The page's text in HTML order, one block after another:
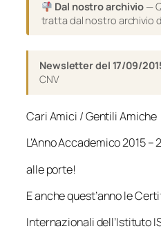
Dal nostro archivio —
tratta dal nostro archivio
Newsletter del 17/09/
CNV
Cari Amici / Gentili Amiche
L’Anno Accademico 2015 –
alle porte!
E anche quest’anno le
Internazionali dell’Istituto